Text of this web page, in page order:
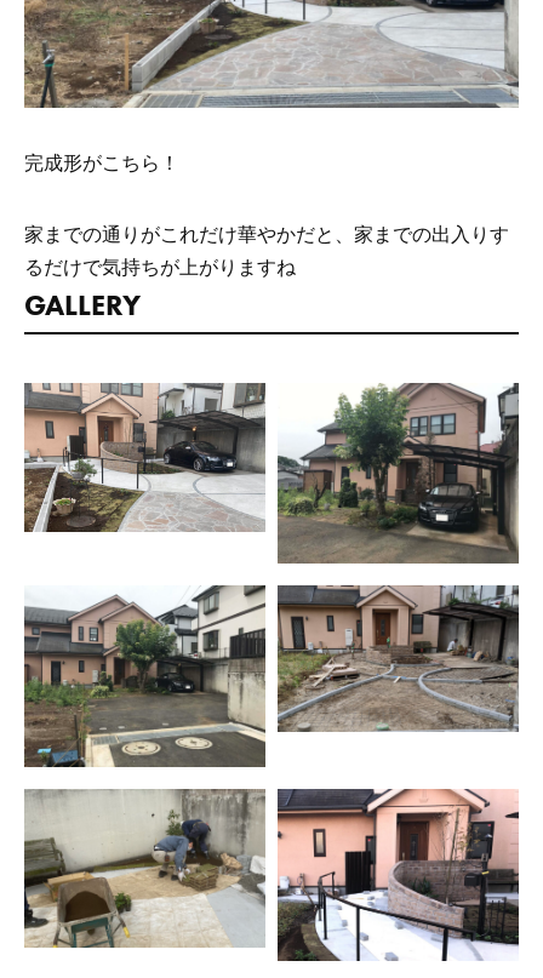
完成形がこちら！
家までの通りがこれだけ華やかだと、家までの出入りす
るだけで気持ちが上がりますね
GALLERY